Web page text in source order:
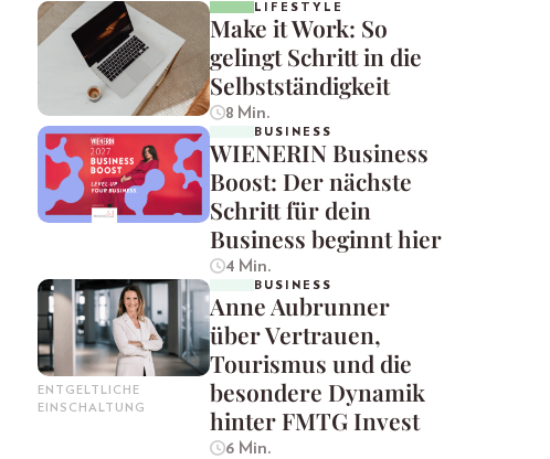
LIFESTYLE
Make it Work: So
gelingt Schritt in die
Selbstständigkeit
8 Min.
BUSINESS
WIENERIN Business
Boost: Der nächste
Schritt für dein
Business beginnt hier
4 Min.
ENTGELTLICHE
EINSCHALTUNG
BUSINESS
Anne Aubrunner
über Vertrauen,
Tourismus und die
besondere Dynamik
hinter FMTG Invest
6 Min.